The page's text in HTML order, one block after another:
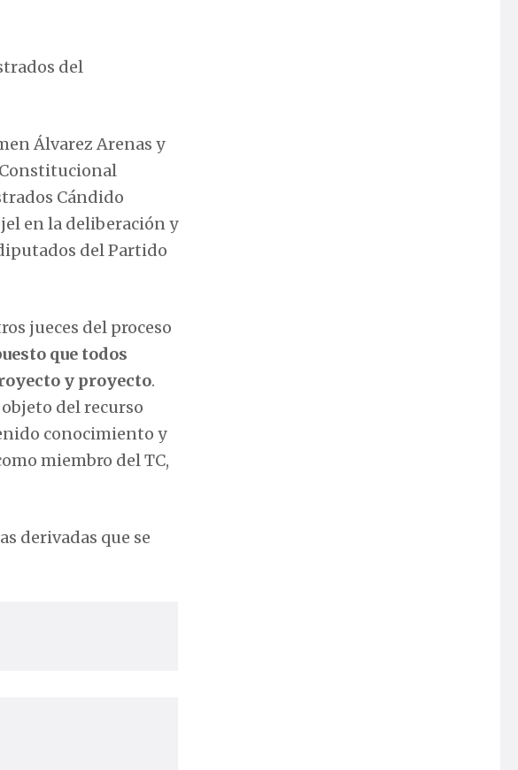
del
Álvarez Arenas y
Cándido
en la deliberación y
del Partido
jueces del proceso
que todos
y proyecto.
del recurso
conocimiento y
miembro del TC,
derivadas que se